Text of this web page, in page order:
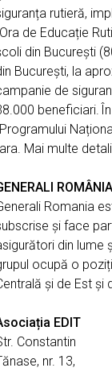
rutieră,
de Educație
din București
București, la
de
beneficiari.
Mai multe
ROMÂNIA
Romania
și face
din lume
ocupă o
și de Est și
EDIT
Constantin
nr. 13,